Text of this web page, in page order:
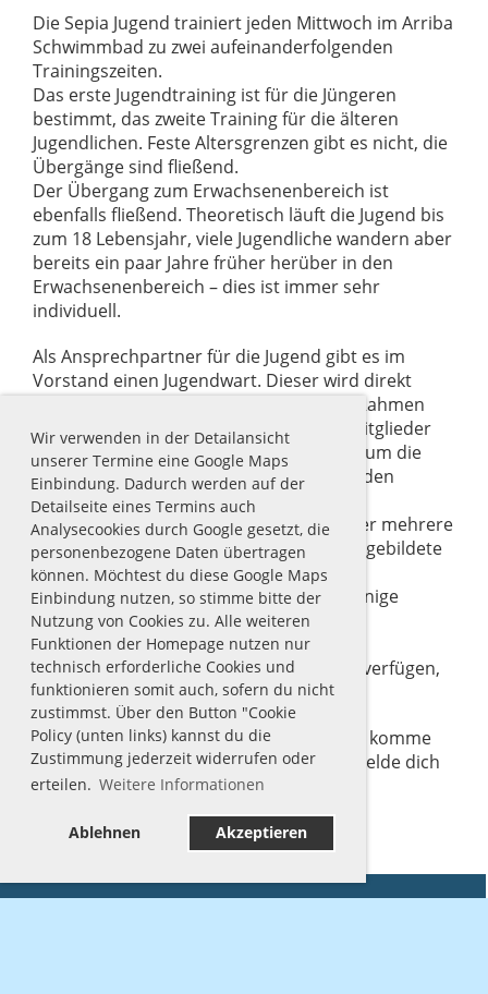
Wir verwenden in der Detailansicht
unserer Termine eine Google Maps
Einbindung. Dadurch werden auf der
Detailseite eines Termins auch
Analysecookies durch Google gesetzt, die
personenbezogene Daten übertragen
können. Möchtest du diese Google Maps
Einbindung nutzen, so stimme bitte der
Nutzung von Cookies zu. Alle weiteren
Funktionen der Homepage nutzen nur
technisch erforderliche Cookies und
funktionieren somit auch, sofern du nicht
zustimmst. Über den Button "Cookie
Policy (unten links) kannst du die
Zustimmung jederzeit widerrufen oder
erteilen. Weitere Informationen
Ablehnen Akzeptieren
Die Sepia Jugend trainiert jeden Mittwoch im Arriba
Schwimmbad zu zwei aufeinanderfolgenden
Trainingszeiten.
Das erste Jugendtraining ist für die Jüngeren
bestimmt, das zweite Training für die älteren
Jugendlichen. Feste Altersgrenzen gibt es nicht, die
Übergänge sind fließend.
Der Übergang zum Erwachsenenbereich ist
ebenfalls fließend. Theoretisch läuft die Jugend bis
zum 18 Lebensjahr, viele Jugendliche wandern aber
bereits ein paar Jahre früher herüber in den
Erwachsenenbereich – dies ist immer sehr
individuell.
Als Ansprechpartner für die Jugend gibt es im
Vorstand einen Jugendwart. Dieser wird direkt
durch die Jugendlichen gewählt und im Rahmen
der Vereinsversammlungen durch die Mitglieder
bestätigt. Der Jugendwart kümmert sich um die
Jugend und vertritt die Jugendlichen auf den
Vorstandssitzungen.
Neben dem Jugendwart verfügen wir über mehrere
speziell für den Umgang mit Kindern ausgebildete
Trainer / Übungsleiter.
Die Tauchgruppe Sepia hat außerdem einige
Tauchlehrer, die im Umgang mit Kindern
ausgebildet wurden und die über die
Abnahmelizenz der Kindertauchscheine verfügen,
in ihren Reihen.
Haben wir dein Interesse geweckt? Dann komme
gerne zumJugendtrainingvorbei oder melde dich
aufdigitalem Wegebei uns.